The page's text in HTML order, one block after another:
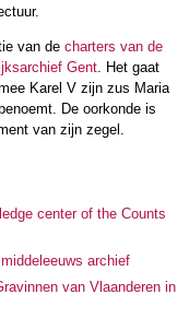
van de charters van de
Gent. Het gaat
Karel V zijn zus Maria
De oorkonde is
van zijn zegel.
center of the Counts
archief
van Vlaanderen in